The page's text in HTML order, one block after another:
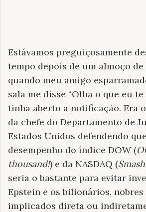
Estávamos preguiçosamente
tempo depois de um almoço
quando meu amigo
sala me disse “Olha o que eu
tinha aberto a notificação. Era
da chefe do Departamento de
Estados Unidos defendendo
desempenho do índice DOW (
thousand!) e da NASDAQ (
seria o bastante para evitar
Epstein e os bilionários, nobres
implicados direta ou